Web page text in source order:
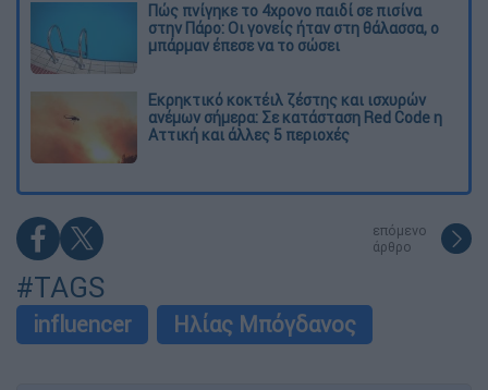
Πώς πνίγηκε το 4χρονο παιδί σε πισίνα
στην Πάρο: Οι γονείς ήταν στη θάλασσα, ο
μπάρμαν έπεσε να το σώσει
Εκρηκτικό κοκτέιλ ζέστης και ισχυρών
ανέμων σήμερα: Σε κατάσταση Red Code η
Αττική και άλλες 5 περιοχές
επόμενο
άρθρο
#TAGS
influencer Ηλίας Μπόγδανος